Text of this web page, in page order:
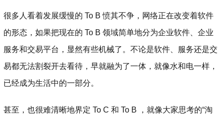
很多人看着发展缓慢的 To B 愤其不争，网络正在改变着软件
的形态，如果把现在的 To B 领域简单地分为企业软件、企业
服务和交易平台，显然有些机械了。不论是软件、服务还是交
易都无法割裂开去看待，早就融为了一体，就像水和电一样，
已经成为生活中的一部分。
甚至，也很难清晰地界定 To C 和 To B ，就像大家思考的“淘